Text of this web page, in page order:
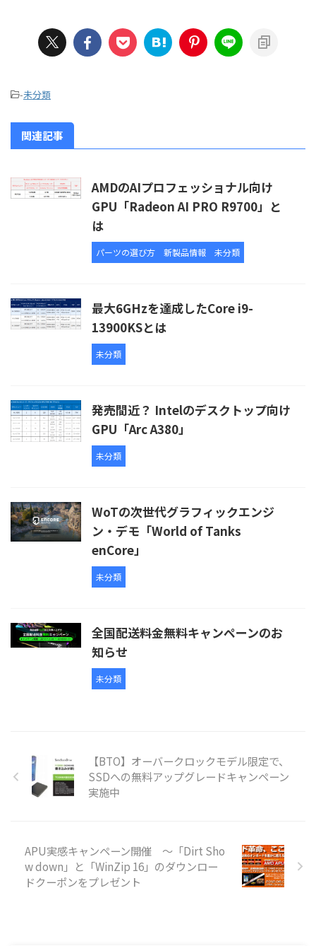
-未分類
関連記事
AMDのAIプロフェッショナル向け
GPU「Radeon AI PRO R9700」と
は
パーツの選び方 新製品情報 未分類
最大6GHzを達成したCore i9-
13900KSとは
未分類
発売間近？ Intelのデスクトップ向け
GPU「Arc A380」
未分類
WoTの次世代グラフィックエンジ
ン・デモ「World of Tanks
enCore」
未分類
全国配送料金無料キャンペーンのお
知らせ
未分類
【BTO】オーバークロックモデル限定で、
SSDへの無料アップグレードキャンペーン
実施中
APU実感キャンペーン開催 ～「Dirt Sho
w down」と「WinZip 16」のダウンロー
ドクーポンをプレゼント